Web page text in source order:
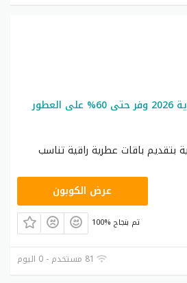
كود خصم دكنة السعودية 2026 وفر حتى 60% على العطور
بتقديم باقات عطرية راقية تناسب
عرض الكوبون
100% تم بنجاح
81 مستخدم - 0 اليوم